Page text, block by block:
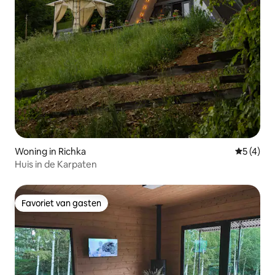
Woning in Richka
5 (4)
Huis in de Karpaten
Favoriet van gasten
Favoriet van gasten